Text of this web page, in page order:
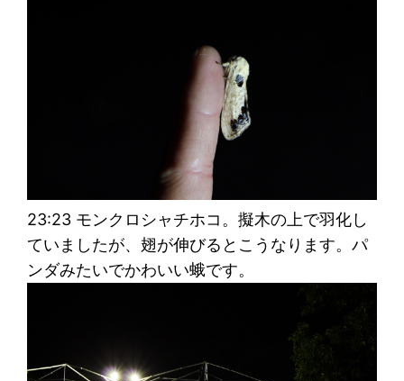
23:23 モンクロシャチホコ。擬木の上で羽化し
ていましたが、翅が伸びるとこうなります。パ
ンダみたいでかわいい蛾です。